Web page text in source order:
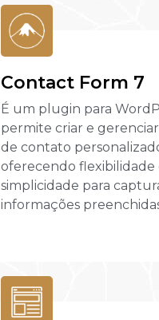
Contact Form 7
É um plugin para
permite criar e
de contato
oferecendo flexibilidade
simplicidade para
informações